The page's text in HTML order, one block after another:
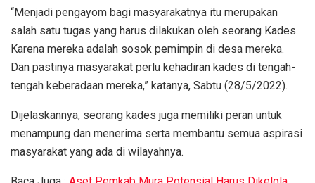
“Menjadi pengayom bagi masyarakatnya itu merupakan
salah satu tugas yang harus dilakukan oleh seorang Kades.
Karena mereka adalah sosok pemimpin di desa mereka.
Dan pastinya masyarakat perlu kehadiran kades di tengah-
tengah keberadaan mereka,” katanya, Sabtu (28/5/2022).
Dijelaskannya, seorang kades juga memiliki peran untuk
menampung dan menerima serta membantu semua aspirasi
masyarakat yang ada di wilayahnya.